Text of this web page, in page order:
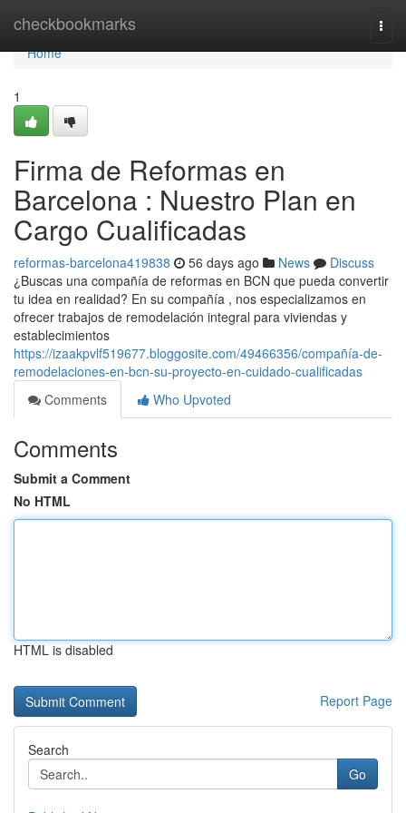
checkbookmarks
Home
Home
1
Firma de Reformas en
Barcelona : Nuestro Plan en
Cargo Cualificadas
reformas-barcelona419838 56 days ago News
Discuss
¿Buscas una compañía de reformas en BCN que pueda convertir
tu idea en realidad? En su compañía , nos especializamos en
ofrecer trabajos de remodelación integral para viviendas y
establecimientos
https://izaakpvlf519677.bloggosite.com/49466356/compañía-de-
remodelaciones-en-bcn-su-proyecto-en-cuidado-cualificadas
Comments
Who Upvoted
Comments
Submit a Comment
No HTML
HTML is disabled
Report Page
Search
Go